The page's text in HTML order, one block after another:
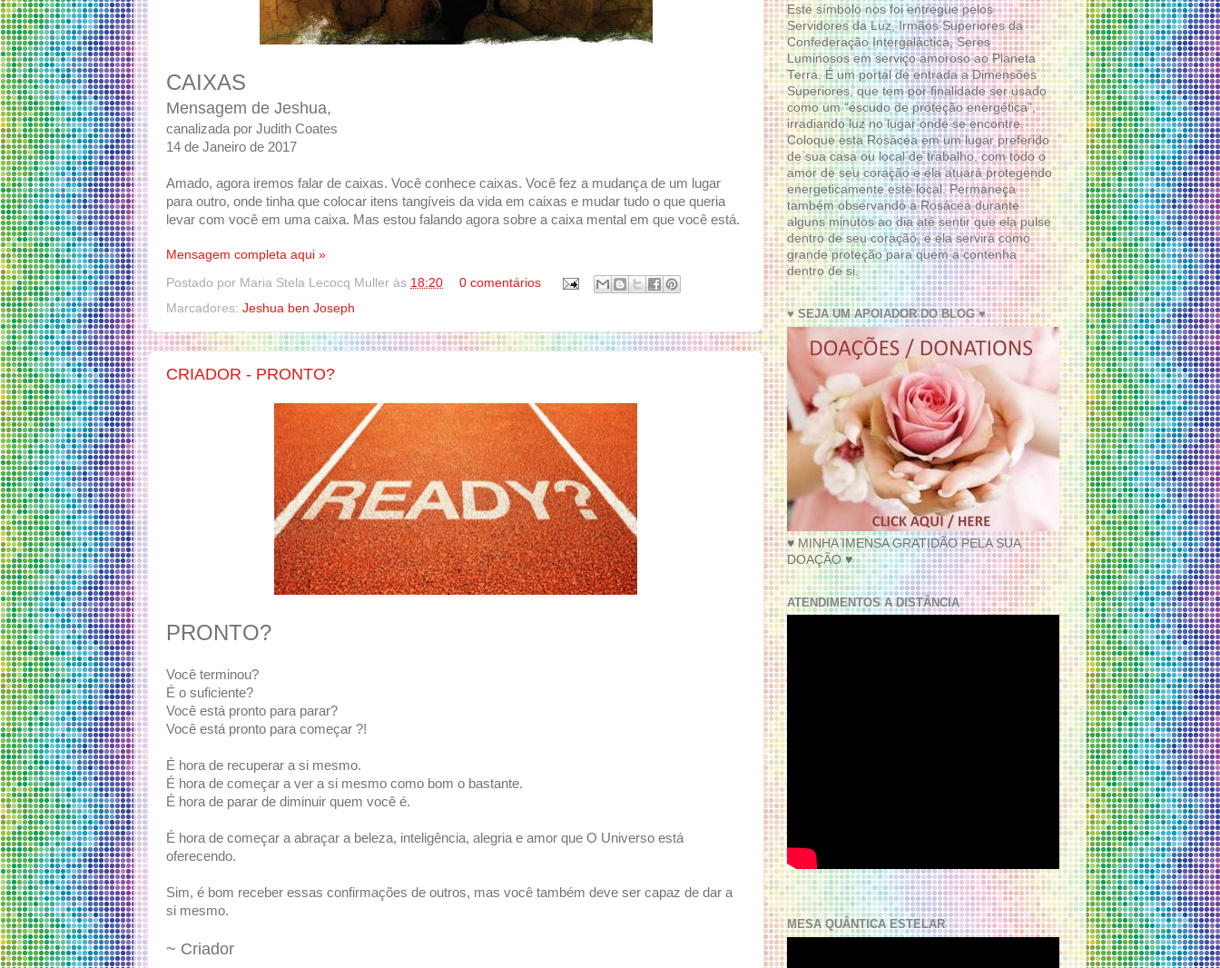
CAIXAS
Mensagem de Jeshua,
canalizada por Judith Coates
14 de Janeiro de 2017
Amado, agora iremos falar de caixas. Você conhece caixas. Você fez a mudança de um lugar
para outro, onde tinha que colocar itens tangíveis da vida em caixas e mudar tudo o que queria
levar com você em uma caixa. Mas estou falando agora sobre a caixa mental em que você está.
Mensagem completa aqui »
Postado por Maria Stela Lecocq Muller às 18:20
0 comentários
Marcadores: Jeshua ben Joseph
CRIADOR - PRONTO?
PRONTO?
Você terminou?
É o suficiente?
Você está pronto para parar?
Você está pronto para começar ?!
É hora de recuperar a si mesmo.
É hora de começar a ver a si mesmo como bom o bastante.
É hora de parar de diminuir quem você é.
É hora de começar a abraçar a beleza, inteligência, alegria e amor que O Universo está
oferecendo.
Sim, é bom receber essas confirmações de outros, mas você também deve ser capaz de dar a
si mesmo.
~ Criador
Este símbolo nos foi entregue pelos
Servidores da Luz, Irmãos Superiores da
Confederação Intergaláctica, Seres
Luminosos em serviço amoroso ao Planeta
Terra. É um portal de entrada a Dimensões
Superiores, que tem por finalidade ser usado
como um “escudo de proteção energética”,
irradiando luz no lugar onde se encontre.
Coloque esta Rosácea em um lugar preferido
de sua casa ou local de trabalho, com todo o
amor de seu coração e ela atuará protegendo
energeticamente este local. Permaneça
também observando a Rosácea durante
alguns minutos ao dia até sentir que ela pulse
dentro de seu coração, e ela servirá como
grande proteção para quem a contenha
dentro de si.
♥ SEJA UM APOIADOR DO BLOG ♥
♥ MINHA IMENSA GRATIDÃO PELA SUA
DOAÇÃO ♥
ATENDIMENTOS A DISTÂNCIA
MESA QUÂNTICA ESTELAR